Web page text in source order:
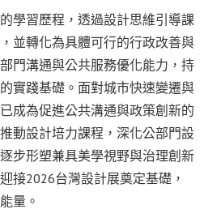
學習歷程，透過設計思維引導課
並轉化為具體可行的行政改善與
門溝通與公共服務優化能力，持
實踐基礎。面對城市快速變遷與
成為促進公共溝通與政策創新的
動設計培力課程，深化公部門設
步形塑兼具美學視野與治理創新
接2026台灣設計展奠定基礎，
量。